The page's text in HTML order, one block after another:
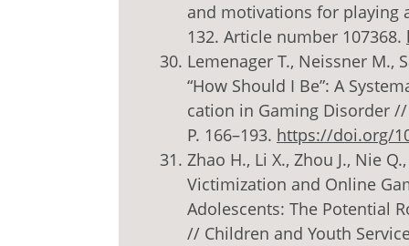
and motivations for playing
132. Article number 107368.
Lemenager T., Neissner M.,
“How Should I Be”: A
cation in Gaming Disorder
P. 166–193. https://doi.org/
Zhao H., Li X., Zhou J., Nie
Victimization and Online
Adolescents: The Potential
// Children and Youth